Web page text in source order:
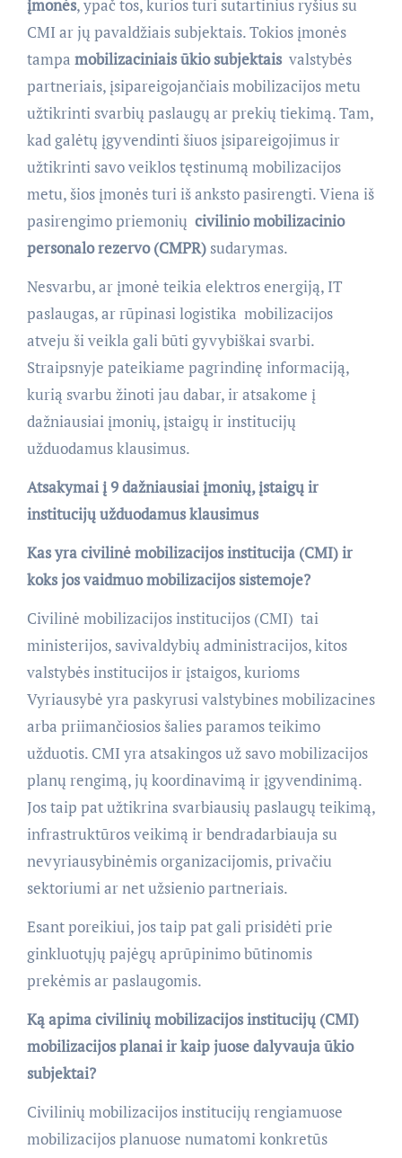
įmonės, ypač tos, kurios turi sutartinius ryšius su
CMI ar jų pavaldžiais subjektais. Tokios įmonės
tampa mobilizaciniais ūkio subjektais valstybės
partneriais, įsipareigojančiais mobilizacijos metu
užtikrinti svarbių paslaugų ar prekių tiekimą. Tam,
kad galėtų įgyvendinti šiuos įsipareigojimus ir
užtikrinti savo veiklos tęstinumą mobilizacijos
metu, šios įmonės turi iš anksto pasirengti. Viena iš
pasirengimo priemonių  civilinio mobilizacinio
personalo rezervo (CMPR) sudarymas.
Nesvarbu, ar įmonė teikia elektros energiją, IT
paslaugas, ar rūpinasi logistika  mobilizacijos
atveju ši veikla gali būti gyvybiškai svarbi.
Straipsnyje pateikiame pagrindinę informaciją,
kurią svarbu žinoti jau dabar, ir atsakome į
dažniausiai įmonių, įstaigų ir institucijų
užduodamus klausimus.
Atsakymai į 9 dažniausiai įmonių, įstaigų ir
institucijų užduodamus klausimus
Kas yra civilinė mobilizacijos institucija (CMI) ir
koks jos vaidmuo mobilizacijos sistemoje?
Civilinė mobilizacijos institucijos (CMI)  tai
ministerijos, savivaldybių administracijos, kitos
valstybės institucijos ir įstaigos, kurioms
Vyriausybė yra paskyrusi valstybines mobilizacines
arba priimančiosios šalies paramos teikimo
užduotis. CMI yra atsakingos už savo mobilizacijos
planų rengimą, jų koordinavimą ir įgyvendinimą.
Jos taip pat užtikrina svarbiausių paslaugų teikimą,
infrastruktūros veikimą ir bendradarbiauja su
nevyriausybinėmis organizacijomis, privačiu
sektoriumi ar net užsienio partneriais.
Esant poreikiui, jos taip pat gali prisidėti prie
ginkluotųjų pajėgų aprūpinimo būtinomis
prekėmis ar paslaugomis.
Ką apima civilinių mobilizacijos institucijų (CMI)
mobilizacijos planai ir kaip juose dalyvauja ūkio
subjektai?
Civilinių mobilizacijos institucijų rengiamuose
mobilizacijos planuose numatomi konkretūs